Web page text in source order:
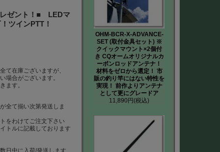
レゼント！■ LEDマ
ツインPTT！
て在庫ございますが、
場合がございます。
ます。
全て揃い次第発送しま
をわけてご注文下さい
トルに記載しております
日中に入荷/発送します
OHM-BCR-X-ADVANCE-
SET (取付金具セット) ※
クイックマウント×2個付
き CQオームオリジナルカ
ーボンロッドアンテナ！
材料をゼロから選定！ 市
販の釣り竿にはない特性を
実現！ 前作よりアンテナ
として更にグレードア
11,890円(税込)